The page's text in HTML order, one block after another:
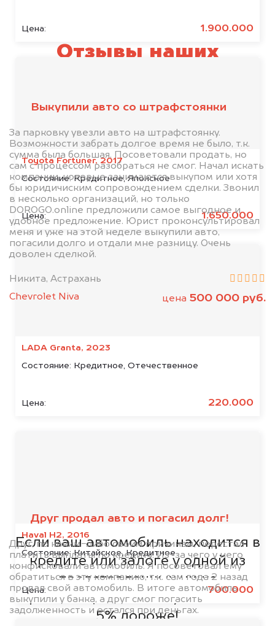
Цена: 1.900.000
Toyota Fortuner, 2017
Состояние: Кредитное, Японское
Цена: 1.650.000
LADA Granta, 2023
Состояние: Кредитное, Отечественное
Цена: 220.000
Haval H2, 2016
Состояние:Китайское, Кредитное
Цена: 700.000
Отзывы наших
Выкупили авто со штрафстоянки
За парковку увезли авто на штрафстоянку.
Возможности забрать долгое время не было, т.к.
сумма была большая. Посоветовали продать, но
сам с процессом разобраться не смог. Начал искать
компании, которые занимаются выкупом или хотя
бы юридичиским сопровождением сделки. Звонил
в несколько организаций, но только
DOROGO.online предложили самое выгодное и
удобное предложение. Юрист проконсультировал
меня и уже на этой неделе выкупили авто,
погасили долго и отдали мне разницу. Очень
доволен сделкой.
Никита, Астрахань
Chevrolet Niva
цена 500 000 руб.
Друг продал авто и погасил долг!
Друг, по каким-либо своим причинам, перестал
платить выплаты по кредиту. Из-за чего у него
конфисковали автомобиль. Я посоветовал ему
обратиться в эту компанию, т.к. сам года 2 назад
продал свой автомобиль. В итоге автомобиль
выкупили у банка, а друг смог погасить
задолженность и остался при деньгах.
банками
Если ваш автомобиль находится в
кредите или залоге у одной из
представленных ниже
организаций, то мы купим его на
5% дороже!